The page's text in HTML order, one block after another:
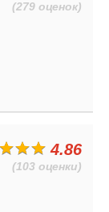
(279 оценок)
4.86
(103 оценки)